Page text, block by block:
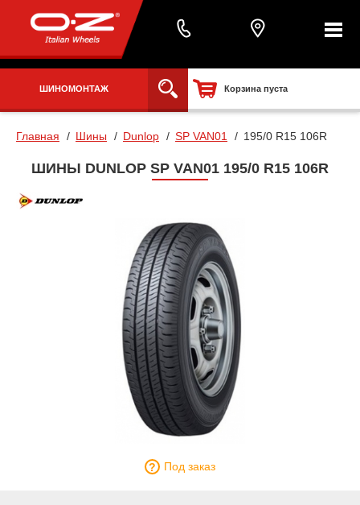
ШИНОМОНТАЖ Корзина пуста
Главная Шины Dunlop SP VAN01 195/0 R15 106R
ШИНЫ DUNLOP SP VAN01 195/0 R15 106R
Под заказ